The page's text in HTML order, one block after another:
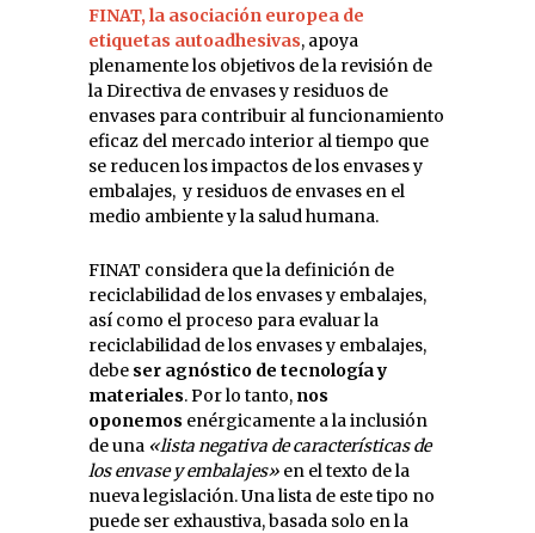
FINAT, la asociación europea de
etiquetas autoadhesivas, apoya
plenamente los objetivos de la revisión de
la Directiva de envases y residuos de
envases para contribuir al funcionamiento
eficaz del mercado interior al tiempo que
se reducen los impactos de los envases y
embalajes, y residuos de envases en el
medio ambiente y la salud humana.
FINAT considera que la definición de
reciclabilidad de los envases y embalajes,
así como el proceso para evaluar la
reciclabilidad de los envases y embalajes,
debe ser agnóstico de tecnología y
materiales. Por lo tanto, nos
oponemos enérgicamente a la inclusión
de una «lista negativa de características de
los envasey embalajes» en el texto de la
nueva legislación. Una lista de este tipo no
puede ser exhaustiva, basada solo en la